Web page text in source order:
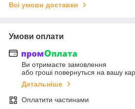
Всі умови доставки
Умови оплати
Ви отримаєте замовлення
або гроші повернуться на вашу
Детальніше
Оплатити частинами